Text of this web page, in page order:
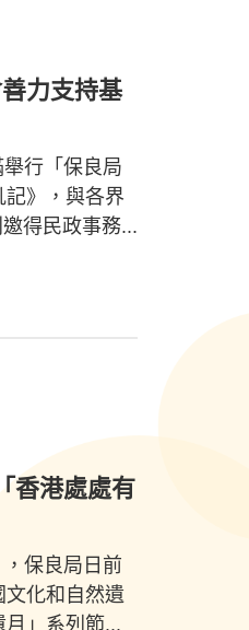
力支持基
行「保良局
》，與各界
得民政事務...
香港處處有
保良局日前
化和自然遺
」系列節...